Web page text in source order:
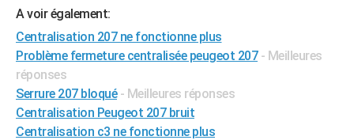
BONS PLANS
CARTE DE VOEUX
Carte de Noël
Carte Bonne année
Carte Saint-Valentin
Carte Pâques
Carte d'anniversaire
DICTIONNAIRE
Dictionnaire
Biographies
Citations
Expressions
Proverbes
PROGRAMME TV
A voir également:
Centralisation 207 ne fonctionne plus
Problème fermeture centralisée peugeot 207 - Meilleures
réponses
Serrure 207 bloqué - Meilleures réponses
Centralisation Peugeot 207 bruit
Centralisation c3 ne fonctionne plus